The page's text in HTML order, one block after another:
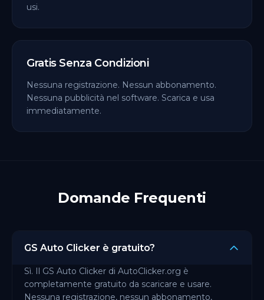
usi.
Gratis Senza Condizioni
Nessuna registrazione. Nessun abbonamento.
Nessuna pubblicità nel software. Scarica e usa
immediatamente.
Domande Frequenti
GS Auto Clicker è gratuito?
Sì. Il GS Auto Clicker di AutoClicker.org è
completamente gratuito da scaricare e usare.
Nessuna registrazione, nessun abbonamento,